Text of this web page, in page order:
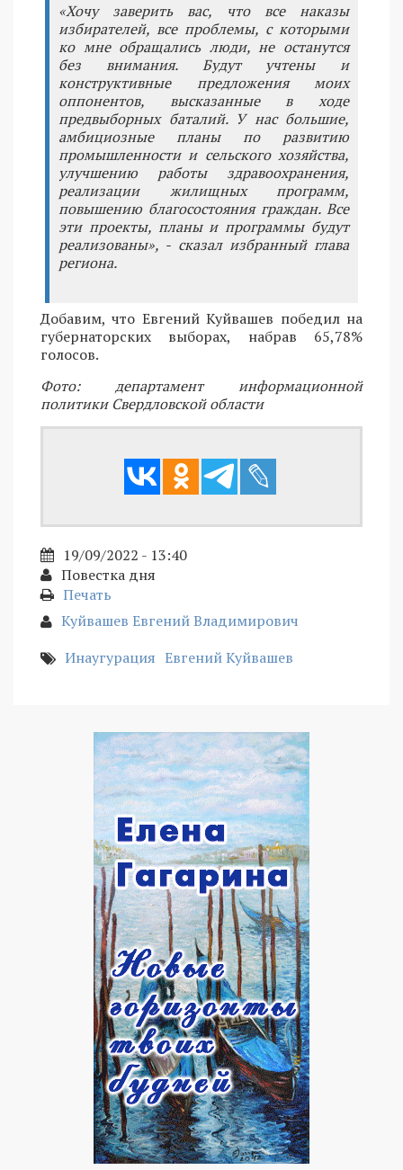
«Хочу заверить вас, что все наказы
избирателей, все проблемы, с которыми
ко мне обращались люди, не останутся
без внимания. Будут учтены и
конструктивные предложения моих
оппонентов, высказанные в ходе
предвыборных баталий. У нас большие,
амбициозные планы по развитию
промышленности и сельского хозяйства,
улучшению работы здравоохранения,
реализации жилищных программ,
повышению благосостояния граждан. Все
эти проекты, планы и программы будут
реализованы», - сказал избранный глава
региона.
Добавим, что Евгений Куйвашев победил на
губернаторских выборах, набрав 65,78%
голосов.
Фото: департамент информационной
политики Свердловской области
19/09/2022 - 13:40
Повестка дня
Печать
Куйвашев Евгений Владимирович
Инаугурация Евгений Куйвашев